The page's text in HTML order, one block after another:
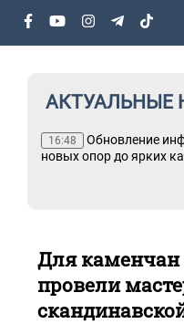
АКТУАЛЬНЫЕ
16:48
Обновление
новых опор до ярких
Для каменчан
провели